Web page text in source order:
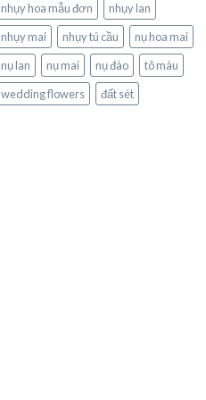
nhụy hoa mẫu đơn
nhụy lan
nhụy mai
nhụy tú cầu
nụ hoa mai
nụ lan
nụ mai nụ đào
tô màu
wedding flowers
đất sét